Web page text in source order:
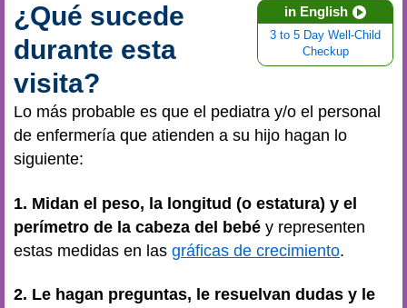
in English
3 to 5 Day Well-Child
Checkup
¿Qué sucede
durante esta
visita?
Lo más probable es que el pediatra y/o el personal
de enfermería que atienden a su hijo hagan lo
siguiente:
1. Midan el peso, la longitud (o estatura) y el
perímetro de la cabeza del bebé y representen
estas medidas en las gráficas de crecimiento.
2. Le hagan preguntas, le resuelvan dudas y le